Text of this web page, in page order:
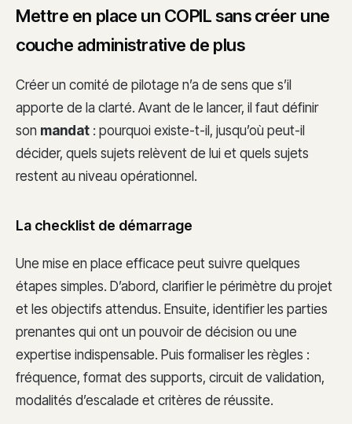
Mettre en place un COPIL sans créer une
couche administrative de plus
Créer un comité de pilotage n’a de sens que s’il
apporte de la clarté. Avant de le lancer, il faut définir
son mandat : pourquoi existe-t-il, jusqu’où peut-il
décider, quels sujets relèvent de lui et quels sujets
restent au niveau opérationnel.
La checklist de démarrage
Une mise en place efficace peut suivre quelques
étapes simples. D’abord, clarifier le périmètre du projet
et les objectifs attendus. Ensuite, identifier les parties
prenantes qui ont un pouvoir de décision ou une
expertise indispensable. Puis formaliser les règles :
fréquence, format des supports, circuit de validation,
modalités d’escalade et critères de réussite.